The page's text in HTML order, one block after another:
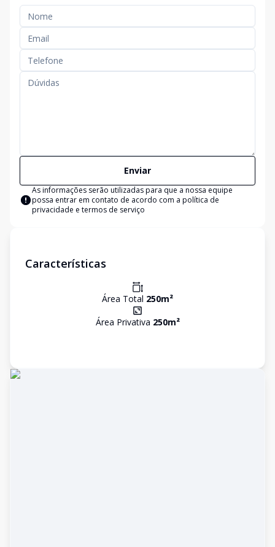
Enviar
As informações serão utilizadas para que a nossa equipe
possa entrar em contato de acordo com a política de
privacidade e termos de serviço
Características
Área Total 250m²
Área Privativa 250m²